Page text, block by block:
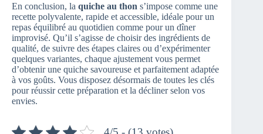
En conclusion, la quiche au thon s’impose comme une
recette polyvalente, rapide et accessible, idéale pour un
repas équilibré au quotidien comme pour un dîner
improvisé. Qu’il s’agisse de choisir des ingrédients de
qualité, de suivre des étapes claires ou d’expérimenter
quelques variantes, chaque ajustement vous permet
d’obtenir une quiche savoureuse et parfaitement adaptée
à vos goûts. Vous disposez désormais de toutes les clés
pour réussir cette préparation et la décliner selon vos
envies.